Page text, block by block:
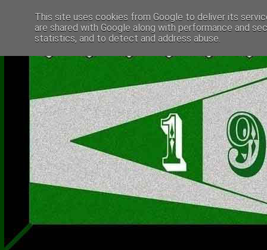
This site uses cookies from Google to deliver its
are shared with Google along with performance and
statistics, and to detect and address abuse.